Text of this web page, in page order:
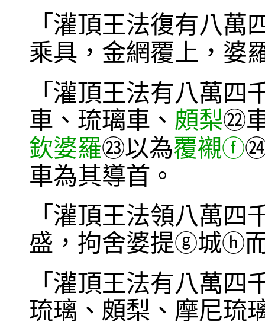
「灌頂王法復有八萬
乘具，金網覆上，婆
「灌頂王法有八萬
車、琉璃車、 頗梨㉒
欽婆羅㉓以為覆襯ⓕ
車為其導首。
「灌頂王法領八萬四
盛，拘舍婆提ⓖ城ⓗ
「灌頂王法有八萬
琉璃、頗梨、摩尼琉